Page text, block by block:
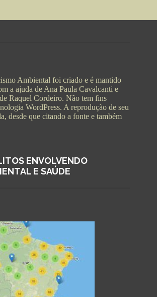
Ambiental foi criado e é mantido
a ajuda de Ana Paula Cavalcanti e
Raquel Cordeiro. Não tem fins
WordPress. A reprodução de seu
desde que citando a fonte e também
ENVOLVENDO
E SAÚDE